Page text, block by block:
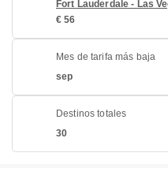
Fort Lauderdale - Las
€ 56
Mes de tarifa más baja
sep
Destinos totales
30